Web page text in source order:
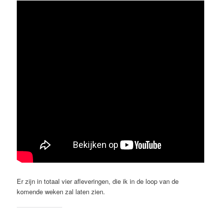
Er zijn in totaal vier afleveringen, die ik in de loop van de
komende weken zal laten zien.